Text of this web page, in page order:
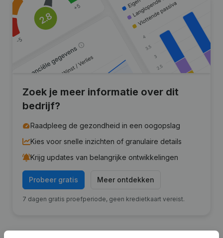
Zoek je meer informatie over dit
bedrijf?
Raadpleeg de gezondheid in een oogopslag
Kies voor snelle inzichten of granulaire details
Krijg updates van belangrijke ontwikkelingen
Probeer gratis Meer ontdekken
7 dagen gratis proefperiode, geen kredietkaart vereist.